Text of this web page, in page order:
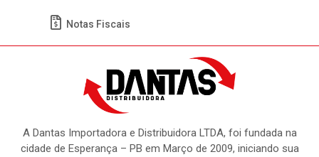
Notas Fiscais
A Dantas Importadora e Distribuidora LTDA, foi fundada na
cidade de Esperança – PB em Março de 2009, iniciando sua